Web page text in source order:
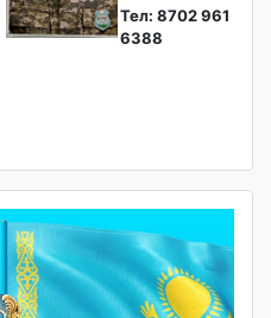
Тел: 8702 961
6388